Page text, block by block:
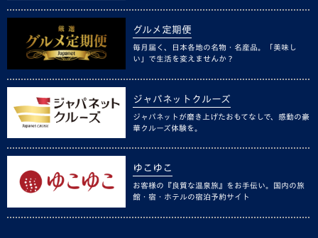
グルメ定期便
毎月届く、日本各地の名物・名産品。「美味し
い」で生活を変えませんか？
ジャパネットクルーズ
ジャパネットが磨き上げたおもてなしで、感動の豪
華クルーズ体験を。
ゆこゆこ
お客様の『良質な温泉旅』をお手伝い。国内の旅
館・宿・ホテルの宿泊予約サイト